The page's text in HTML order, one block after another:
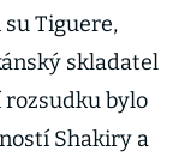
su Tiguere,
skladatel
rozsudku bylo
Shakiry a